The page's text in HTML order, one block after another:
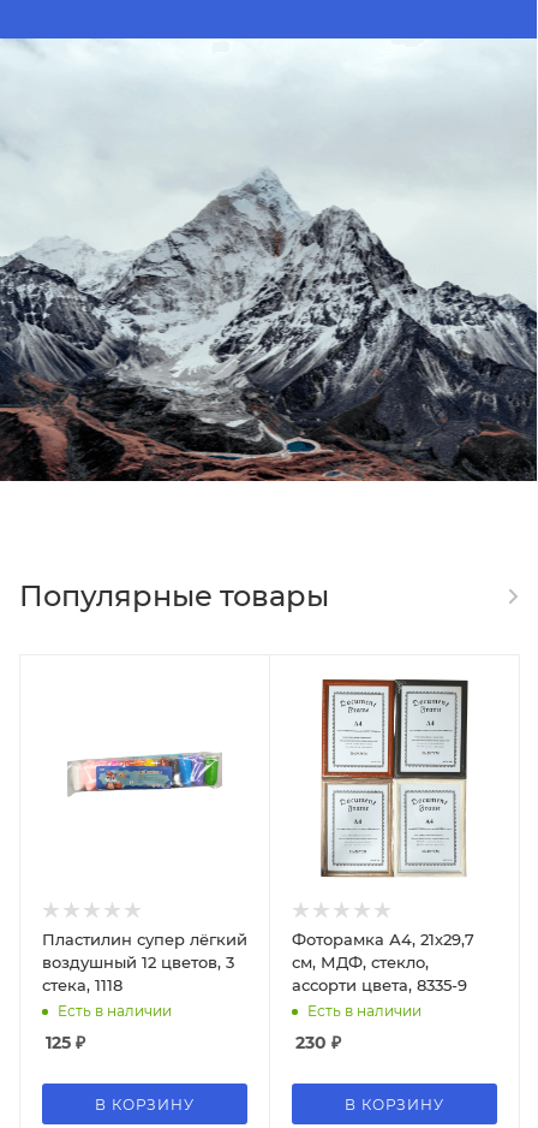
Популярные товары
Пластилин супер лёгкий
воздушный 12 цветов, 3
стека, 1118
Есть в наличии
125 ₽
В КОРЗИНУ
Фоторамка А4, 21х29,7
см, МДФ, стекло,
ассорти цвета, 8335-9
Есть в наличии
230 ₽
В КОРЗИНУ